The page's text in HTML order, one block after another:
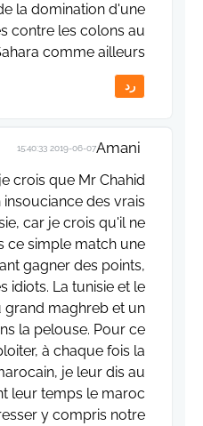
la domination d'une
contre les colons au
comme ailleurs?
رد
Amani
2019-06-07 15:40:33
crois que Mr Chahid
des vrais
car je crois qu'il ne
ce simple match une
gagner des points,
idiots. La tunisie et le
maghreb et un
la pelouse. Pour ce
à chaque fois la
je leur dis au
leur temps le maroc
y compris notre